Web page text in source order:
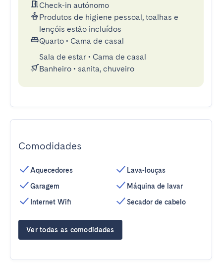
Check-in autónomo
Produtos de higiene pessoal, toalhas e
lençóis estão incluídos
Quarto • Cama de casal
Sala de estar • Cama de casal
Banheiro • sanita, chuveiro
Comodidades
Aquecedores
Garagem
Internet Wifi
Lava-louças
Máquina de lavar
Secador de cabelo
Ver todas as comodidades